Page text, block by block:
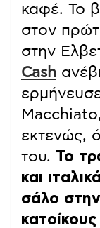
καφέ. Το
στον
στην
Cash
εκτενώς,
του. Το
και
σάλο στην